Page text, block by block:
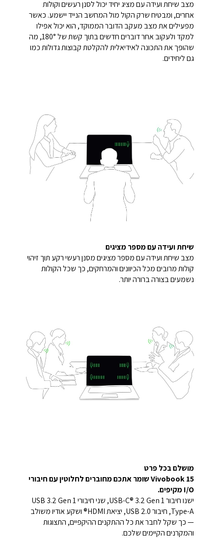
מצב שיחת ועידה עם מציג יחיד יכול לסנן רעשים וקולות
אחרים, ומבטיח שרק הקול מול המחשב הנייד יישמע. כאשר
מפעילים את מצב מעקב הדובר הממוקד, הוא יכול אפילו
למקד ולעקוב אחר דוברים חדשים בתוך קשת של 180°, מה
שהופך את התכונה לאידיאלית להקלטת קבוצות גדולות כמו
גם ליחידים.
שיחת ועידה עם מספר מציגים
מצב שיחת ועידה עם מספר מציגים מסנן רעשי רקע תוך זיהוי
קולות מרובים מכל הכיוונים והמרחקים, כך שכל הקולות
נשמעים בצורה ברורה יותר.
מושלם בכל פרט
Vivobook 15 שומר אתכם מחוברים לחלוטין עם חיבורי
I/O מקיפים.
ישנו חיבור USB-C® 3.2 Gen 1, שני חיבורי USB 3.2 Gen 1
Type-A, חיבור USB 2.0, יציאת HDMI® ושקע אודיו משולב
— כך שקל לחבר את כל ההתקנים ההיקפיים, התצוגות
והמקרנים הקיימים שלכם.